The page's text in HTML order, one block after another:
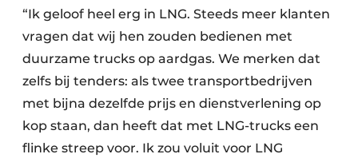
“Ik geloof heel erg in LNG. Steeds meer klanten
vragen dat wij hen zouden bedienen met
duurzame trucks op aardgas. We merken dat
zelfs bij tenders: als twee transportbedrijven
met bijna dezelfde prijs en dienstverlening op
kop staan, dan heeft dat met LNG-trucks een
flinke streep voor. Ik zou voluit voor LNG